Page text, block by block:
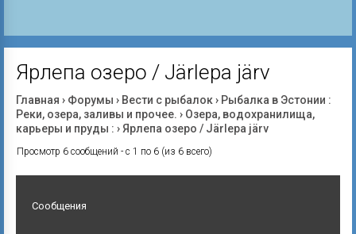
Ярлепа озеро / Järlepa järv
Главная › Форумы › Вести с рыбалок› Рыбалка в Эстонии :
Реки, озера, заливы и прочее. › Озера, водохранилища,
карьеры и пруды : ›Ярлепа озеро / Järlepa järv
Просмотр 6 сообщений - с 1 по 6 (из 6 всего)
Сообщения